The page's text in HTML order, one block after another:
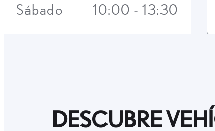
Sábado
10:00 - 13:30
DESCUBRE